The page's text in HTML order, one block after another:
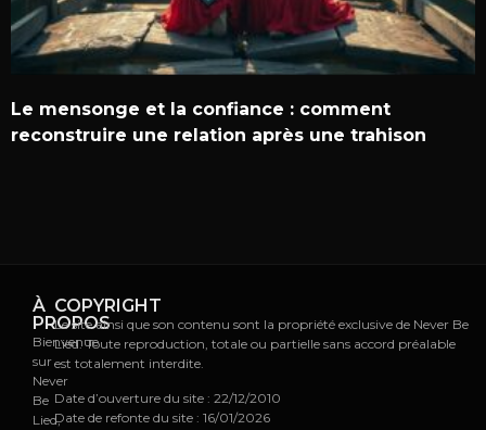
Le mensonge et la confiance : comment
reconstruire une relation après une trahison
À
PROPOS
Bienvenue
sur
Never
Be
Lied,
COPYRIGHT
Le site ainsi que son contenu sont la propriété exclusive de Never Be
Lied. Toute reproduction, totale ou partielle sans accord préalable
est totalement interdite.
Date d’ouverture du site : 22/12/2010
Date de refonte du site : 16/01/2026